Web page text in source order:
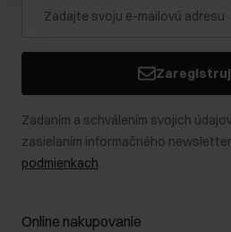
Zadaním a schválením svojich
zasielaním informačného
podmienkach.
Online nakupovanie